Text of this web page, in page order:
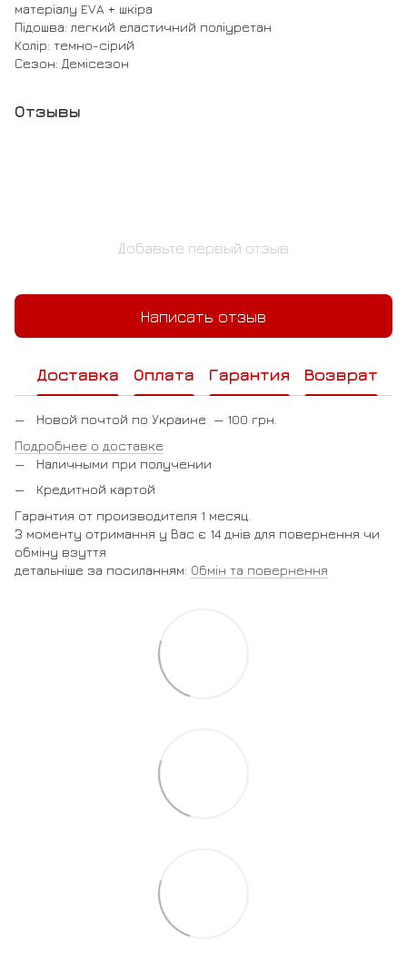
матеріалу EVA + шкіра
Підошва: легкий еластичний поліуретан
Колір: темно-сірий
Сезон: Демісезон
Отзывы
Добавьте первый отзыв
Написать отзыв
Доставка Оплата Гарантия Возврат
Новой почтой по Украине — 100 грн.
Подробнее о доставке
Наличными при получении
Кредитной картой
Гарантия от производителя 1 месяц.
З моменту отримання у Вас є 14 днів для повернення чи
обміну взуття
детальніше за посиланням: Обмін та повернення